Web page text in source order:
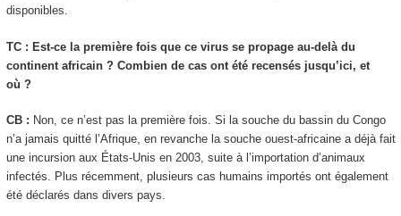
disponibles.
TC : Est-ce la première fois que ce virus se propage au-delà du
continent africain ? Combien de cas ont été recensés jusqu’ici, et
où ?
CB : Non, ce n’est pas la première fois. Si la souche du bassin du Congo
n’a jamais quitté l’Afrique, en revanche la souche ouest-africaine a déjà fait
une incursion aux États-Unis en 2003, suite à l’importation d’animaux
infectés. Plus récemment, plusieurs cas humains importés ont également
été déclarés dans divers pays.